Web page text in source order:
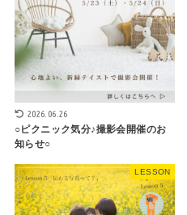
2026.06.26
○ピクニック気分♪撮影会開催のお
知らせ○
LESSON